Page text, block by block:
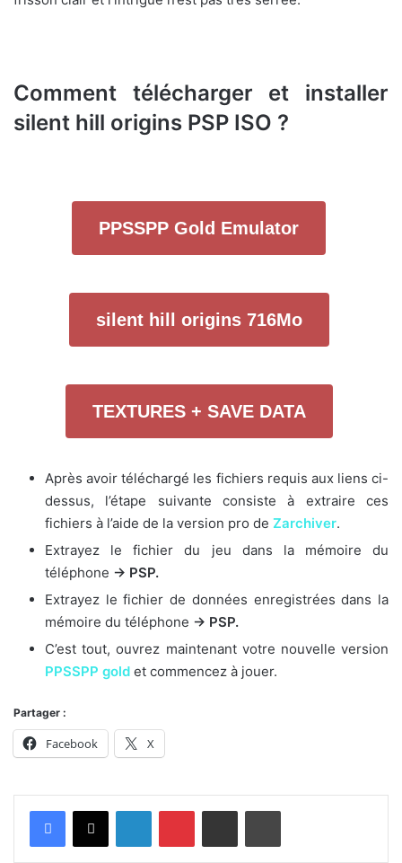
Comment télécharger et installer
silent hill origins PSP ISO ?
PPSSPP Gold Emulator
silent hill origins 716Mo
TEXTURES + SAVE DATA
Après avoir téléchargé les fichiers requis aux liens ci-
dessus, l’étape suivante consiste à extraire ces
fichiers à l’aide de la version pro de Zarchiver.
Extrayez le fichier du jeu dans la mémoire du
téléphone -> PSP.
Extrayez le fichier de données enregistrées dans la
mémoire du téléphone -> PSP.
C’est tout, ouvrez maintenant votre nouvelle version
PPSSPP gold et commencez à jouer.
Partager :
Facebook X
LinkedinPinterestPartager par email Imprimer